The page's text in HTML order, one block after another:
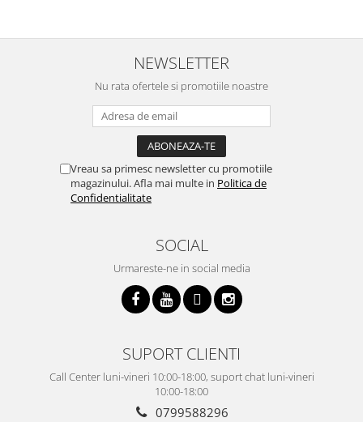
NEWSLETTER
Nu rata ofertele si promotiile noastre
Vreau sa primesc newsletter cu promotiile
magazinului. Afla mai multe in Politica de
Confidentialitate
SOCIAL
Urmareste-ne in social media
SUPORT CLIENTI
Call Center luni-vineri 10:00-18:00, suport chat luni-vineri
10:00-18:00
0799588296